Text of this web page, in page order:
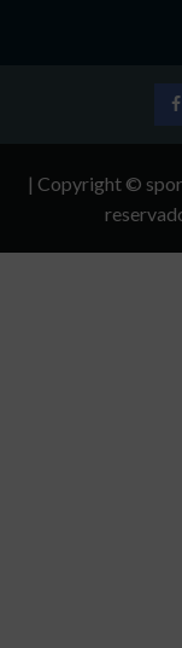
| Copyright ©